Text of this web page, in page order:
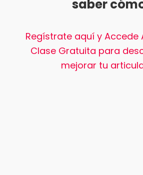
saber
Regístrate aquí y Accede
Clase Gratuita para
mejorar tu